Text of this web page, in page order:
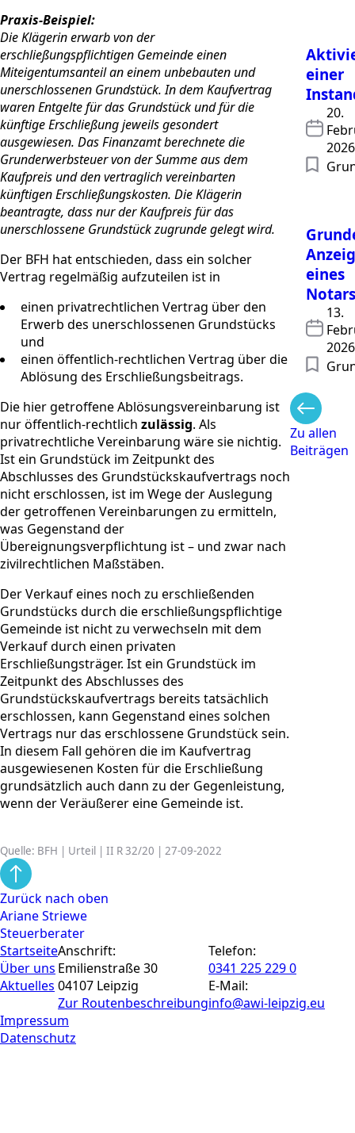
Praxis-Beispiel:
Die Klägerin erwarb von der
erschließungspflichtigen Gemeinde einen
Miteigentumsanteil an einem unbebauten und
unerschlossenen Grundstück. In dem Kaufvertrag
waren Entgelte für das Grundstück und für die
künftige Erschließung jeweils gesondert
ausgewiesen. Das Finanzamt berechnete die
Grunderwerbsteuer von der Summe aus dem
Kaufpreis und den vertraglich vereinbarten
künftigen Erschließungskosten. Die Klägerin
beantragte, dass nur der Kaufpreis für das
unerschlossene Grundstück zugrunde gelegt wird.
Der BFH hat entschieden, dass ein solcher
Vertrag regelmäßig aufzuteilen ist in
einen privatrechtlichen Vertrag über den
Erwerb des unerschlossenen Grundstücks
und
einen öffentlich-rechtlichen Vertrag über die
Ablösung des Erschließungsbeitrags.
Die hier getroffene Ablösungsvereinbarung ist
nur öffentlich-rechtlich zulässig. Als
privatrechtliche Vereinbarung wäre sie nichtig.
Ist ein Grundstück im Zeitpunkt des
Abschlusses des Grundstückskaufvertrags noch
nicht erschlossen, ist im Wege der Auslegung
der getroffenen Vereinbarungen zu ermitteln,
was Gegenstand der
Übereignungsverpflichtung ist – und zwar nach
zivilrechtlichen Maßstäben.
Der Verkauf eines noch zu erschließenden
Grundstücks durch die erschließungspflichtige
Gemeinde ist nicht zu verwechseln mit dem
Verkauf durch einen privaten
Erschließungsträger. Ist ein Grundstück im
Zeitpunkt des Abschlusses des
Grundstückskaufvertrags bereits tatsächlich
erschlossen, kann Gegenstand eines solchen
Vertrags nur das erschlossene Grundstück sein.
In diesem Fall gehören die im Kaufvertrag
ausgewiesenen Kosten für die Erschließung
grundsätzlich auch dann zu der Gegenleistung,
wenn der Veräußerer eine Gemeinde ist.
Quelle: BFH | Urteil | II R 32/20 | 27-09-2022
einer
20.
2026
eines
Notars
13.
2026
Zu allen
Beiträgen
Zurück nach oben
Ariane Striewe
Steuerberater
Startseite
Über uns
Aktuelles
Anschrift:
Emilienstraße 30
04107 Leipzig
Zur Routen­beschreibung
Telefon:
0341 225 229 0
E-Mail:
info@awi-leipzig.eu
Impressum
Datenschutz